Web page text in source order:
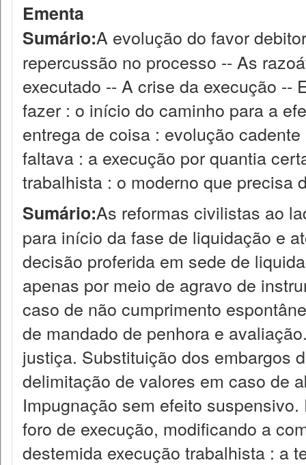
Ementa
Sumário:A evolução do favor
repercussão no processo -- As
executado -- A crise da execução --
fazer : o início do caminho para a
entrega de coisa : evolução
faltava : a execução por quantia
trabalhista : o moderno que precisa
Sumário:As reformas civilistas ao
para início da fase de liquidação e
decisão proferida em sede de
apenas por meio de agravo de
caso de não cumprimento
de mandado de penhora e
justiça. Substituição dos embargos
delimitação de valores em caso de
Impugnação sem efeito
foro de execução, modificando a
destemida execução trabalhista : a